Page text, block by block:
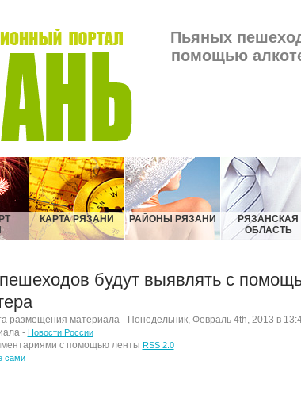
Пьяных
помощью
КАРТА РЯЗАНИ РАЙОНЫ РЯЗАНИ
РЯЗАНСКАЯ
ОБЛАСТЬ
будут выявлять с
размещения материала - Понедельник, Февраль 4th, 2013 в
- Новости России
с помощью ленты RSS 2.0
сами